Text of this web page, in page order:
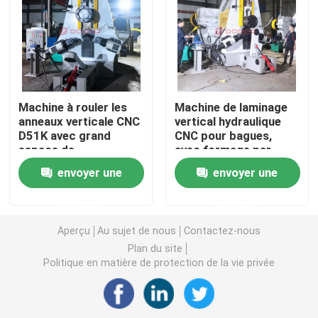
Demande de soumission
Machine à laminage à anneaux
Machine à laminer à l'anneau vertical
Machine à laminer à l'anneau horizontal
Presses à vis de forgeage
Machine à rouler les
anneaux verticale CNC
D51K avec grand
espace de
chargement et
compatibilité bras
robotisé pour la
envoyer une
Machine de laminage
vertical hydraulique
CNC pour bagues,
avec formage par
laminage circulaire
unique et
fonctionnement sans
envoyer une
Aperçu Au sujet de nous
Contactez-nous
Plan du site
Politique en matière de protection de la vie privée